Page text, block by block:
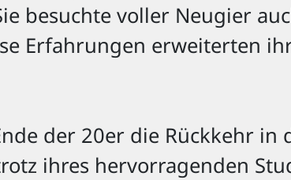
besuchte voller Neugier
Erfahrungen erweiterten
der 20er die Rückkehr in
ihres hervorragenden